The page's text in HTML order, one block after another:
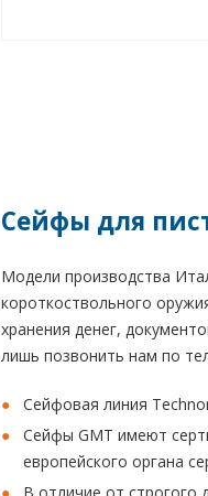
Сейфы для
Модели производства
короткоствольного
хранения денег,
лишь позвонить нам по
Сейфовая линия
Сейфы GMT имеют
европейского органа